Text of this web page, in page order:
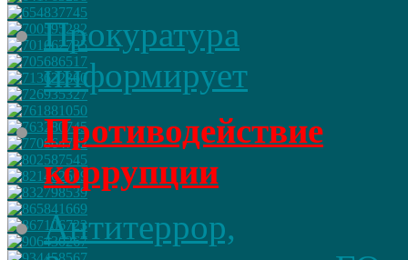
Прокуратура
информирует
Противодействие
коррупции
Антитеррор,